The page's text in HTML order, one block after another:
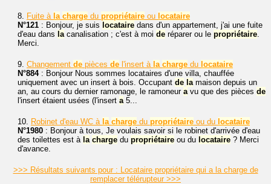
8. Fuite à la charge du propriétaire ou locataire
N°121 : Bonjour, je suis locataire dans d'un appartement, j'ai une fuite
d'eau dans lacanalisation ; c'est à moi de réparer ou le propriétaire.
Merci.
9. Changement de pièces de l'insert à la charge du locataire
N°884: Bonjour Nous sommes locataires d'une villa, chauffée
uniquement avec un insert à bois. Occupant de lamaison depuis un
an, au cours du dernier ramonage, le ramoneur avu que des pièces de
l'insert étaient usées (l'insert a5...
10. Robinet d'eau WC à la charge du propriétaire ou du locataire
N°1980 : Bonjour à tous, Je voulais savoir si le robinet d'arrivée d'eau
des toilettes est à la charge du propriétaire ou du locataire ? Merci
d'avance.
>>> Résultats suivants pour : Locataire propriétaire qui a la charge de
remplacer télérupteur >>>